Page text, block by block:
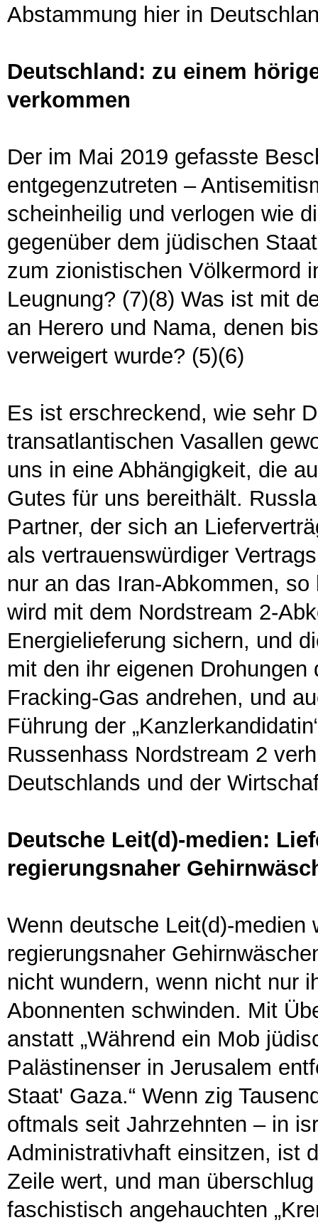
Abstammung hier in
Deutschland: zu einem
verkommen
Der im Mai 2019 gefasste
entgegenzutreten –
scheinheilig und verlogen wie
gegenüber dem jüdischen
zum zionistischen Völkermord
Leugnung? (7)(8) Was ist mit
an Herero und Nama, denen
verweigert wurde? (5)(6)
Es ist erschreckend, wie sehr
transatlantischen Vasallen
uns in eine Abhängigkeit, die
Gutes für uns bereithält.
Partner, der sich an
als vertrauenswürdiger
nur an das Iran-Abkommen,
wird mit dem Nordstream 2-
Energielieferung sichern, und
mit den ihr eigenen
Fracking-Gas andrehen, und
Führung der
Russenhass Nordstream 2
Deutschlands und der
Deutsche Leit(d)-medien:
regierungsnaher
Wenn deutsche Leit(d)-
regierungsnaher
nicht wundern, wenn nicht nur
Abonnenten schwinden. Mit
anstatt „Während ein Mob
Palästinenser in Jerusalem
Staat' Gaza.“ Wenn zig
oftmals seit Jahrzehnten – in
Administrativhaft einsitzen, ist
Zeile wert, und man
faschistisch angehauchten